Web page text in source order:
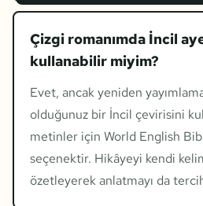
Çizgi romanımda İncil
kullanabilir miyim?
Evet, ancak yeniden
olduğunuz bir İncil çevirisini
metinler için World English
seçenektir. Hikâyeyi kendi
özetleyerek anlatmayı da